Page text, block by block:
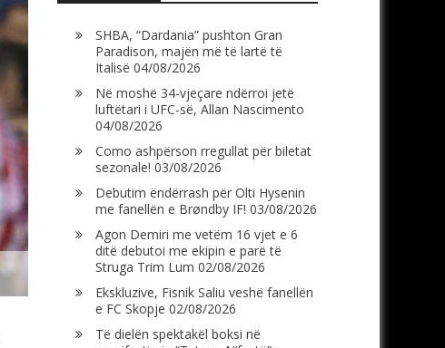
SHBA, “Dardania” pushton Gran
Paradison, majën më të lartë të
Italisë 04/08/2026
Në moshë 34-vjeçare ndërroi jetë
luftëtari i UFC-së, Allan Nascimento
04/08/2026
Como ashpërson rregullat për biletat
sezonale! 03/08/2026
Debutim ëndërrash për Olti Hysenin
me fanellën e Brøndby IF! 03/08/2026
Agon Demiri me vetëm 16 vjet e 6
ditë debutoi me ekipin e parë të
Struga Trim Lum 02/08/2026
Ekskluzive, Fisnik Saliu veshë fanellën
e FC Skopje 02/08/2026
Të dielën spektakël boksi në